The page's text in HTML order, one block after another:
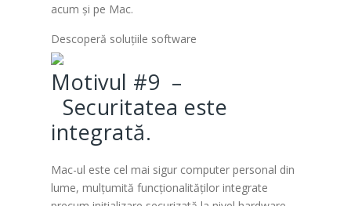
acum și pe Mac.
Descoperă soluțiile software
Motivul #9 –
Securitatea este
integrată.
Mac-ul este cel mai sigur computer personal din
lume, mulțumită funcționalităților integrate